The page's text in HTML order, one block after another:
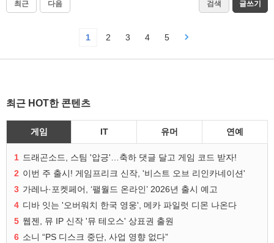
최근 다음 검색 글쓰기
1 2 3 4 5
최근 HOT한 콘텐츠
게임 IT 유머 연예
1 드래곤소드, 스팀 '압긍'…축하 댓글 달고 게임 코드 받자!
2 이번 주 출시! 게임프리크 신작, '비스트 오브 리인카네이션'
3 가레나·포켓페어, ‘팰월드 온라인’ 2026년 출시 예고
4 디바 잇는 '오버워치 한국 영웅', 메카 파일럿 디몬 나온다
5 웹젠, 뮤 IP 신작 '뮤 테오스' 상표권 출원
6 소니 “PS 디스크 중단, 사업 영향 없다”